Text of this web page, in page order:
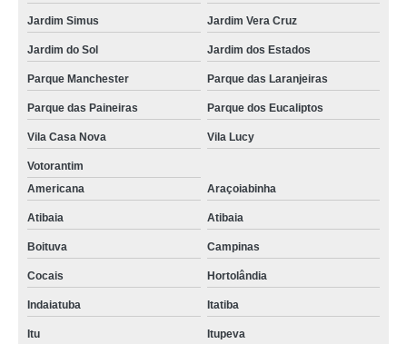
Jardim Simus Jardim Vera Cruz
Jardim do Sol Jardim dos Estados
Parque Manchester Parque das Laranjeiras
Parque das Paineiras Parque dos Eucaliptos
Vila Casa Nova Vila Lucy
Votorantim
Americana
Araçoiabinha
Atibaia Atibaia
Boituva Campinas
Cocais Hortolândia
Indaiatuba Itatiba
Itu Itupeva